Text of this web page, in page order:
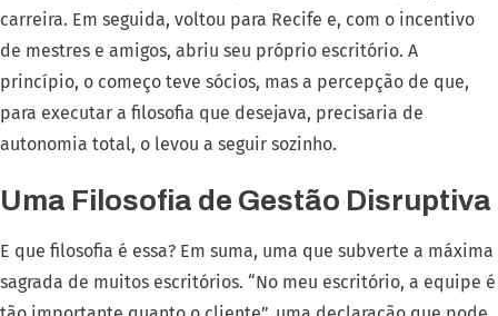
carreira. Em seguida, voltou para Recife e, com o incentivo
de mestres e amigos, abriu seu próprio escritório. A
princípio, o começo teve sócios, mas a percepção de que,
para executar a filosofia que desejava, precisaria de
autonomia total, o levou a seguir sozinho.
Uma Filosofia de Gestão Disruptiva
E que filosofia é essa? Em suma, uma que subverte a máxima
sagrada de muitos escritórios. “No meu escritório, a equipe é